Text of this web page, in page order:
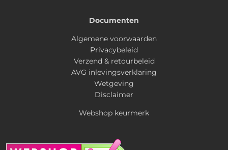
Documenten
Algemene voorwaarden
Privacybeleid
Verzend & retourbeleid
AVG inlevingsverklaring
Wetgeving
Disclaimer
Webshop keurmerk